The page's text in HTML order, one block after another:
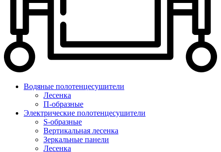
Водяные полотенцесушители
Лесенка
П-образные
Электрические полотенцесушители
S-образные
Вертикальная лесенка
Зеркальные панели
Лесенка